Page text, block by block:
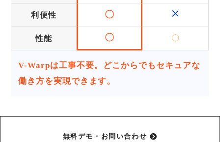
利便性 〇 ×
性能 〇 〇
V-Warpは工事不要。どこからでもセキュアな
働き方を実現できます。
無料デモ・お問い合わせ